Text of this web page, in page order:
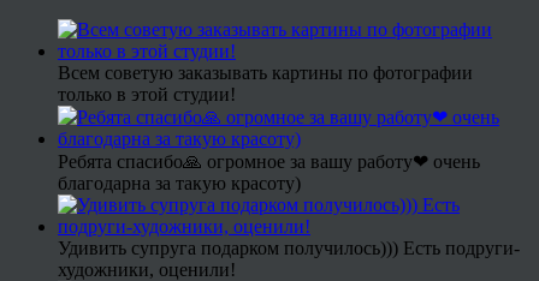
Всем советую заказывать картины по фотографии
только в этой студии!
Ребята спасибо🙏 огромное за вашу работу❤ очень
благодарна за такую красоту)
Удивить супруга подарком получилось))) Есть подруги-
художники, оценили!